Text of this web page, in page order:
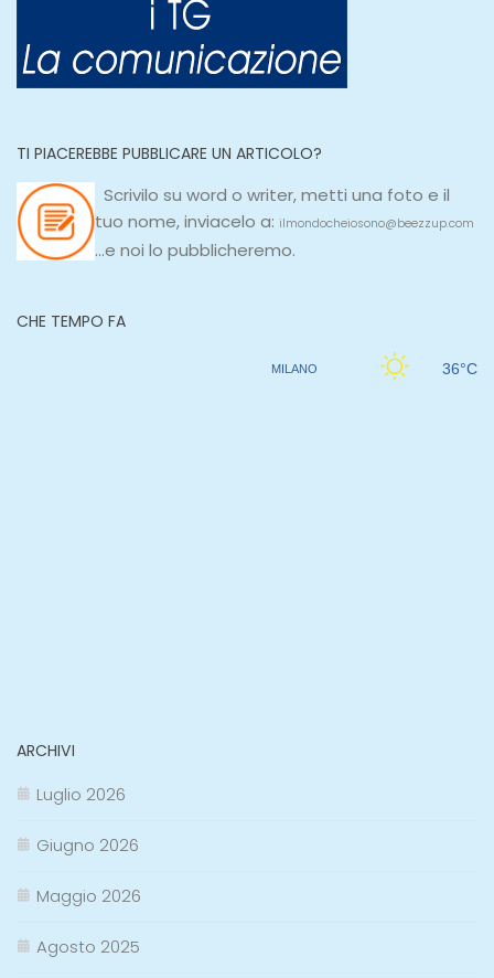
TI PIACEREBBE PUBBLICARE UN ARTICOLO?
Scrivilo su word o writer, metti una foto e il
tuo nome, inviacelo a: ilmondocheiosono@beezzup.com
...e noi lo pubblicheremo.
CHE TEMPO FA
ARCHIVI
Luglio 2026
Giugno 2026
Maggio 2026
Agosto 2025